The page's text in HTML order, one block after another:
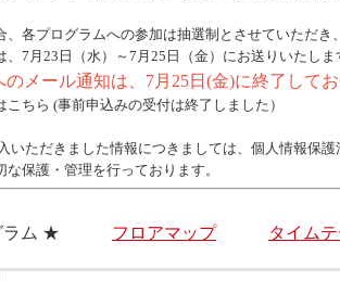
、各プログラムへの参加は抽選制とさせていただき、
、7月23日（水）～7月25日（金）にお送りいたしま
のメール通知は、7月25日(金)に終了してお
ら (事前申込みの受付は終了しました）
いただきました情報につきましては、個人情報保
な保護・管理を行っております。
ラム ★ フロアマップ タイム